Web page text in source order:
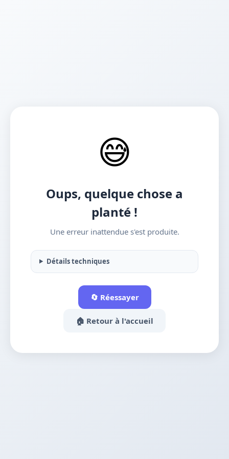
😅
Oups, quelque chose a
planté !
Une erreur inattendue s'est produite.
Détails techniques
🔄 Réessayer
🏠 Retour à l'accueil